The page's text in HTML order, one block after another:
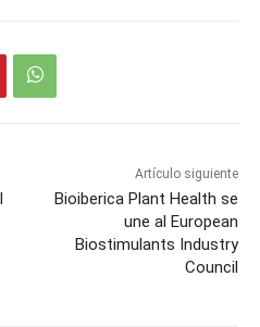
Artículo siguiente
Bioiberica Plant Health se
une al European
Biostimulants Industry
Council